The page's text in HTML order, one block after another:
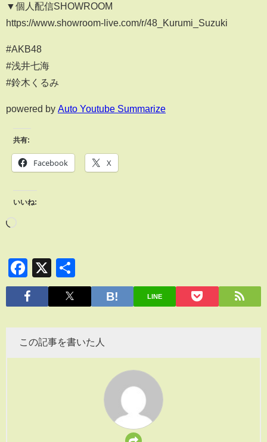
▼個人配信SHOWROOM
https://www.showroom-live.com/r/48_Kurumi_Suzuki
#AKB48
#浅井七海
#鈴木くるみ
powered by Auto Youtube Summarize
共有:
Facebook X
いいね:
Facebook
X
有
LINE
この記事を書いた人